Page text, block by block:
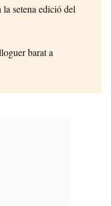
setena edició del
barat a